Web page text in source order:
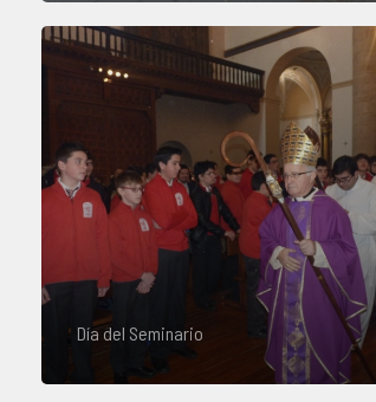
Día del Seminario